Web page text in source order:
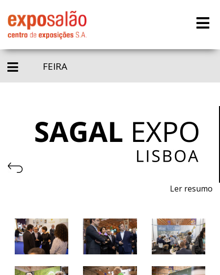
FEIRA
Ler resumo
De 28 a 30 abril de 2025 - FIL, Lisboa
segunda e terça: 9h às 18h
quarta: 09h às 16h